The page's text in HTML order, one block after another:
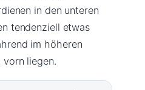
in den unteren
tendenziell etwas
im höheren
liegen.